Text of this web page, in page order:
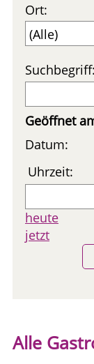
Ort:
Suchbegriff:
Geöffnet
Datum:
Uhrzeit:
heute
jetzt
Alle